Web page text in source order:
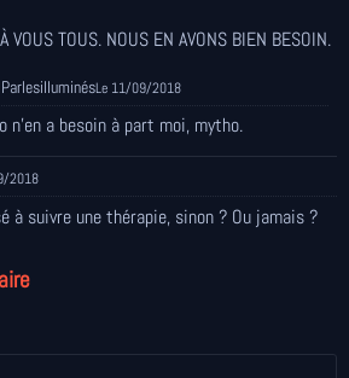
VOUS TOUS. NOUS EN AVONS BIEN BESOIN.
Le 11/09/2018
n'en a besoin à part moi, mytho.
2018
à suivre une thérapie, sinon ? Ou jamais ?